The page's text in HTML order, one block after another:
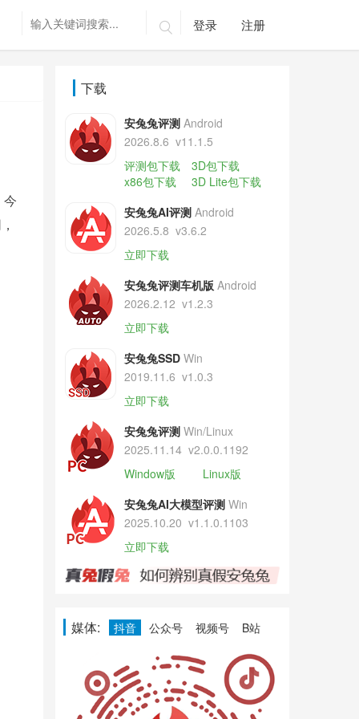
 登录 注册
今
下载
安兔兔评测 Android
2026.8.6 v11.1.5
评测包下载
3D包下载
x86包下载
3D Lite包下载
安兔兔AI评测 Android
2026.5.8 v3.6.2
立即下载
安兔兔评测车机版 Android
2026.2.12 v1.2.3
立即下载
安兔兔SSD Win
2019.11.6 v1.0.3
立即下载
安兔兔评测 Win/Linux
2025.11.14 v2.0.0.1192
Window版
Linux版
安兔兔AI大模型评测 Win
2025.10.20 v1.1.0.1103
立即下载
媒体: 抖音 公众号 视频号 B站